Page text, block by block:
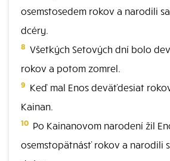
osemstosedem rokov a narodili
dcéry.
8 Všetkých Setových dní bolo
rokov a potom zomrel.
9 Keď mal Enos deväťdesiat
Kainan.
10 Po Kainanovom narodení žil
osemstopätnásť rokov a narodili